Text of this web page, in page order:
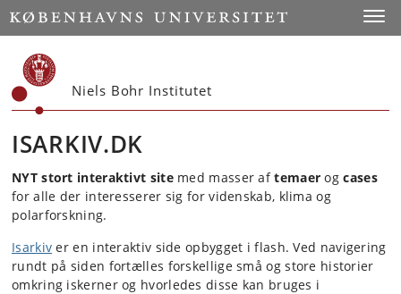
Start
Niels Bohr Institutet
ISARKIV.DK
NYT stort interaktivt sitemed masser aftemaerogcases
for alle der interesserer sig for videnskab, klima og
polarforskning.
Isarkiv er en interaktiv side opbygget i flash. Ved navigering
rundt på siden fortælles forskellige små og store historier
omkring iskerner og hvorledes disse kan bruges i